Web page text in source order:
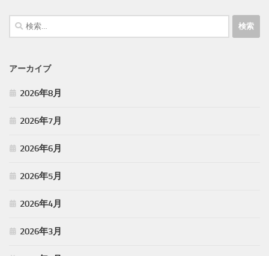
検
索:
アーカイブ
2026年8月
2026年7月
2026年6月
2026年5月
2026年4月
2026年3月